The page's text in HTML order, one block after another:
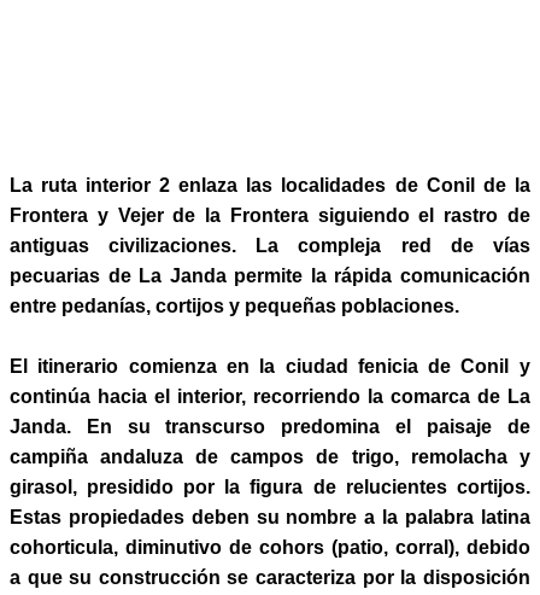
La ruta interior 2 enlaza las localidades de Conil de la
Frontera y Vejer de la
Frontera siguiendo el rastro de
antiguas civilizaciones. La compleja red de vías
pecuarias de La Janda permite la rápida comunicación
entre pedanías, cortijos y pequeñas poblaciones.
El itinerario comienza en la ciudad fenicia de Conil y
continúa hacia el interior, recorriendo la comarca de La
Janda. En su transcurso predomina el paisaje de
campiña andaluza de campos de trigo, remolacha y
girasol, presidido por lafigura de relucientes cortijos.
Estas propiedades deben su nombre a la palabra latina
cohorticula, diminutivo de cohors (patio, corral), debido
a que su construcciónse caracteriza por la disposición